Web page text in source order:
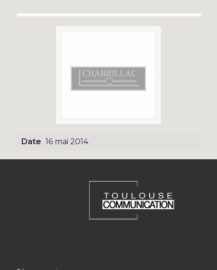
Date 16 mai 2014